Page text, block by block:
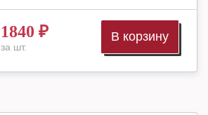
1840 ₽
за шт.
В корзину